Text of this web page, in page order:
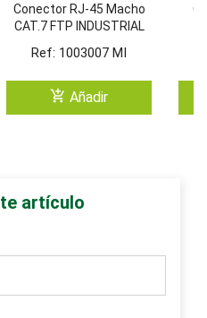
Conector RJ-45 Macho
CAT.7 FTP INDUSTRIAL
Ref: 1003007 MI
add_shopping_cart Añadir
artículo